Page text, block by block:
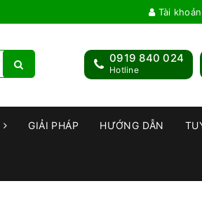
Tài khoản
0919 840 024
Hotline
GIẢI PHÁP HƯỚNG DẪN